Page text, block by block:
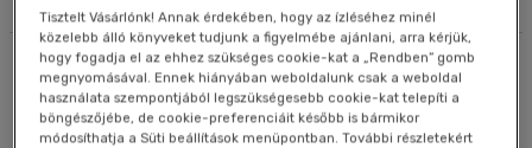
40 db / oldal
Alkalmaz
Összesen5db
Tisztelt Vásárlónk! Annak érdekében, hogy az ízléséhez minél
közelebb álló könyveket tudjunk a figyelmébe ajánlani, arra kérjük,
hogy fogadja el az ehhez szükséges cookie-kat a „Rendben” gomb
megnyomásával. Ennek hiányában weboldalunk csak a weboldal
használata szempontjából legszükségesebb cookie-kat telepíti a
böngészőjébe, de cookie-preferenciáit később is bármikor
módosíthatja a Süti beállítások menüpontban. További részletekért